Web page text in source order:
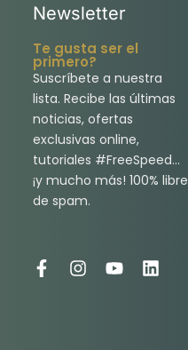
Newsletter
Te gusta ser el
primero?
Suscríbete a nuestra
lista. Recibe las últimas
noticias, ofertas
exclusivas online,
tutoriales #FreeSpeed…
¡y mucho más! 100% libre
de spam.
F
I
Y
L